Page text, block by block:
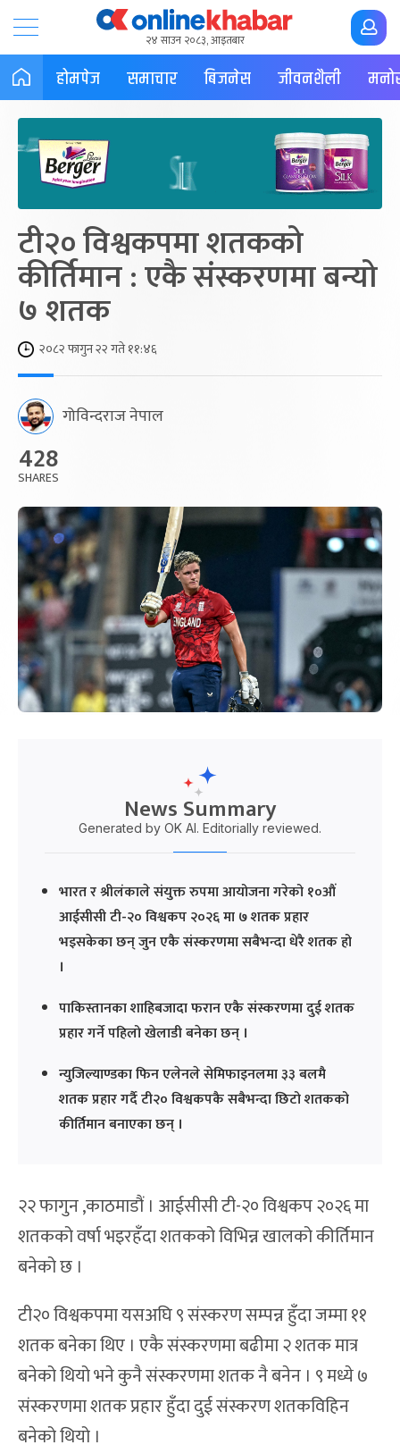
२४ साउन २०८३, आइतबार
होमपेज समाचार बिजनेस जीवनशैली
टी२० विश्वकपमा शतकको
कीर्तिमान : एकै संस्करणमा बन्यो
७ शतक
२०८२ फागुन २२ गते ११:४६
गोविन्दराज नेपाल
428
SHARES
News Summary
Generated by OK AI. Editorially reviewed.
भारत र श्रीलंकाले संयुक्त रुपमा आयोजना गरेको १०औं
आईसीसी टी-२० विश्वकप २०२६ मा ७ शतक प्रहार
भइसकेका छन् जुन एकै संस्करणमा सबैभन्दा धेरै शतक हो
।
पाकिस्तानका शाहिबजादा फरान एकै संस्करणमा दुई शतक
प्रहार गर्ने पहिलो खेलाडी बनेका छन् ।
न्युजिल्याण्डका फिन एलेनले सेमिफाइनलमा ३३ बलमै
शतक प्रहार गर्दै टी२० विश्वकपकै सबैभन्दा छिटो शतकको
कीर्तिमान बनाएका छन् ।
२२ फागुन ,काठमाडौं । आईसीसी टी-२० विश्वकप २०२६ मा
शतकको वर्षा भइरहँदा शतकको विभिन्न खालको कीर्तिमान
बनेको छ ।
टी२० विश्वकपमा यसअघि ९ संस्करण सम्पन्न हुँदा जम्मा ११
शतक बनेका थिए । एकै संस्करणमा बढीमा २ शतक मात्र
बनेको थियो भने कुनै संस्करणमा शतक नै बनेन । ९ मध्ये ७
संस्करणमा शतक प्रहार हुँदा दुई संस्करण शतकविहिन
बनेको थियो ।